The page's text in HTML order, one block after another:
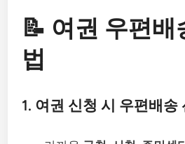
📝 여권 우편
법
1. 여권 신청 시 우편배송